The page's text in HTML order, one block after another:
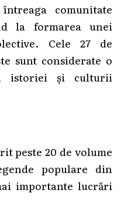
comunitate
la formarea unei
Cele 27 de
sunt considerate o
istoriei și culturii
peste 20 de volume
populare din
importante lucrări